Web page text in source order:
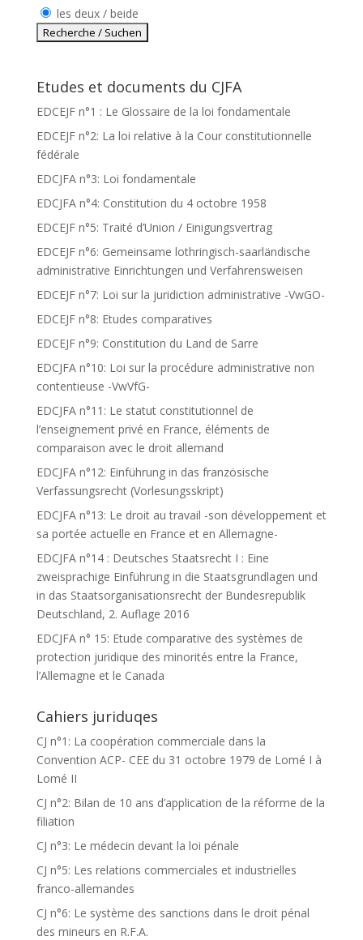
les deux / beide
Etudes et documents du CJFA
EDCEJF n°1 : Le Glossaire de la loi fondamentale
EDCEJF n°2: La loi relative à la Cour constitutionnelle
fédérale
EDCJFA n°3: Loi fondamentale
EDCJFA n°4: Constitution du 4 octobre 1958
EDCEJF n°5: Traité d’Union / Einigungsvertrag
EDCEJF n°6: Gemeinsame lothringisch-saarländische
administrative Einrichtungen und Verfahrensweisen
EDCEJF n°7: Loi sur la juridiction administrative -VwGO-
EDCEJF n°8: Etudes comparatives
EDCEJF n°9: Constitution du Land de Sarre
EDCJFA n°10: Loi sur la procédure administrative non
contentieuse -VwVfG-
EDCJFA n°11: Le statut constitutionnel de
l’enseignement privé en France, éléments de
comparaison avec le droit allemand
EDCJFA n°12: Einführung in das französische
Verfassungsrecht (Vorlesungsskript)
EDCJFA n°13: Le droit au travail -son développement et
sa portée actuelle en France et en Allemagne-
EDCJFA n°14 : Deutsches Staatsrecht I : Eine
zweisprachige Einführung in die Staatsgrundlagen und
in das Staatsorganisationsrecht der Bundesrepublik
Deutschland, 2. Auflage 2016
EDCJFA n° 15: Etude comparative des systèmes de
protection juridique des minorités entre la France,
l’Allemagne et le Canada
Cahiers juriduqes
CJ n°1: La coopération commerciale dans la
Convention ACP- CEE du 31 octobre 1979 de Lomé I à
Lomé II
CJ n°2: Bilan de 10 ans d’application de la réforme de la
filiation
CJ n°3: Le médecin devant la loi pénale
CJ n°5: Les relations commerciales et industrielles
franco-allemandes
CJ n°6: Le système des sanctions dans le droit pénal
des mineurs en R.F.A.